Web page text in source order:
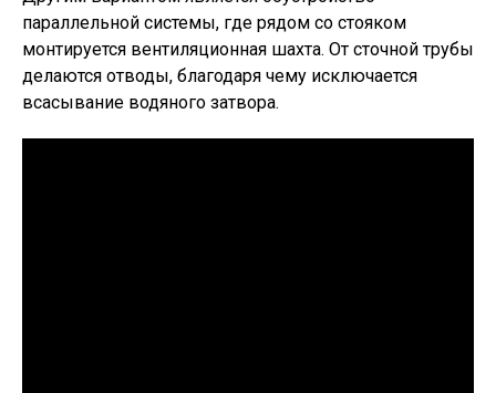
параллельной системы, где рядом со стояком
монтируется вентиляционная шахта. От сточной трубы
делаются отводы, благодаря чему исключается
всасывание водяного затвора.